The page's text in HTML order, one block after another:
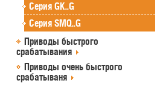
Серия GK..G
Серия SMQ..G
Приводы быстрого
срабатывания
Приводы очень быстрого
срабатываня